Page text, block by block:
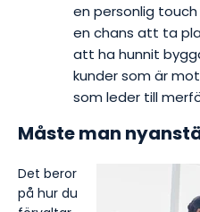
en personlig
en chans att ta
att ha hunnit
kunder som är
som leder till
Måste man
Det beror
på hur du